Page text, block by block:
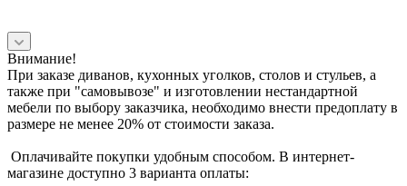
Внимание!
При заказе диванов, кухонных уголков, столов и стульев, а
также при "самовывозе" и изготовлении нестандартной
мебели по выбору заказчика, необходимо внести предоплату в
размере не менее 20% от стоимости заказа.
Оплачивайте покупки удобным способом. В интернет-
магазине доступно 3 варианта оплаты: